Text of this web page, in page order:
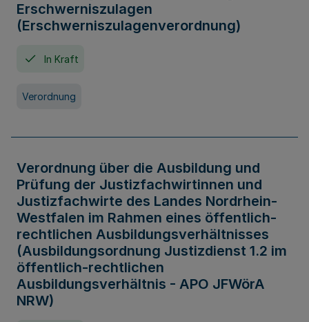
Erschwerniszulagen
(Erschwerniszulagenverordnung)
In Kraft
Verordnung
Verordnung über die Ausbildung und
Prüfung der Justizfachwirtinnen und
Justizfachwirte des Landes Nordrhein-
Westfalen im Rahmen eines öffentlich-
rechtlichen Ausbildungsverhältnisses
(Ausbildungsordnung Justizdienst 1.2 im
öffentlich-rechtlichen
Ausbildungsverhältnis - APO JFWörA
NRW)